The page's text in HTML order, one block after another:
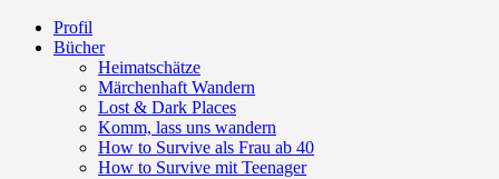
Profil
Bücher
Heimatschätze
Märchenhaft Wandern
Lost & Dark Places
Komm, lass uns wandern
How to Survive als Frau ab 40
How to Survive mit Teenager